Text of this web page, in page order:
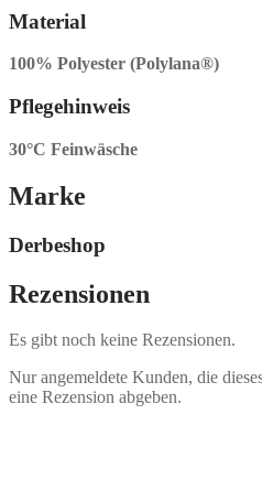
Material
100% Polyester (Polylana®)
Pflegehinweis
30°C Feinwäsche
Marke
Derbeshop
Rezensionen
Es gibt noch keine Rezensionen.
Nur angemeldete Kunden, die
eine Rezension abgeben.